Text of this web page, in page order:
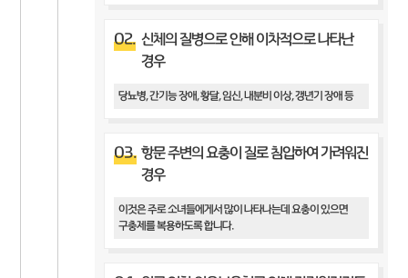
02. 신체의 질병으로 인해 이차적으로 나타난
경우
당뇨병, 간기능 장애, 황달, 임신, 내분비 이상, 갱년기 장애 등
03. 항문 주변의 요충이 질로 침입하여 가려워진
경우
이것은 주로 소녀들에게서 많이 나타나는데 요충이 있으면
구충제를 복용하도록 합니다.